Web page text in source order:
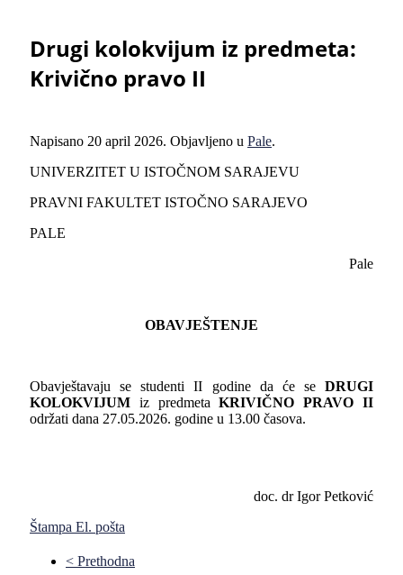
Drugi kolokvijum iz predmeta:
Krivično pravo II
Napisano 20 april 2026. Objavljeno u Pale.
UNIVERZITET U ISTOČNOM SARAJEVU
PRAVNI FAKULTET ISTOČNO SARAJEVO
PALE
Pale
OBAVJEŠTENJE
Obavještavaju se studenti II godine da će se DRUGI
KOLOKVIJUM iz predmetaKRIVIČNO PRAVO II
održati dana 27.05.2026. godine u 13.00 časova.
doc. dr Igor Petković
Štampa El. pošta
< Prethodna